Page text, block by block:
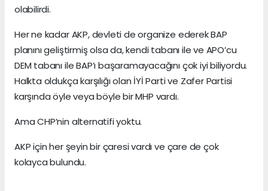
olabilirdi.
Her ne kadar AKP, devleti de organize ederek BAP
planını geliştirmiş olsa da, kendi tabanı ile ve APO’cu
DEM tabanı ile BAP’ı başaramayacağını çok iyi biliyordu.
Halkta oldukça karşılığı olan İYİ Parti ve Zafer Partisi
karşında öyle veya böyle bir MHP vardı.
Ama CHP’nin alternatifi yoktu.
AKP için her şeyin bir çaresi vardı ve çare de çok
kolayca bulundu.